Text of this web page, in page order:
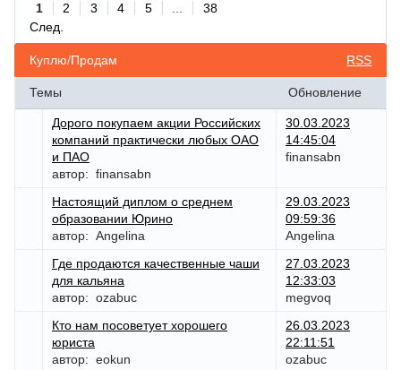
1
2 3 4 5
38
След.
RSS
Куплю/Продам
Темы Обновление
Дорого покупаем акции Российских
компаний практически любых ОАО
и ПАО
автор: finansabn
30.03.2023
14:45:04
finansabn
Настоящий диплом о среднем
образовании Юрино
автор: Angelina
29.03.2023
09:59:36
Angelina
Где продаются качественные чаши
для кальяна
автор: ozabuc
27.03.2023
12:33:03
megvoq
Кто нам посоветует хорошего
юриста
автор: eokun
26.03.2023
22:11:51
ozabuc